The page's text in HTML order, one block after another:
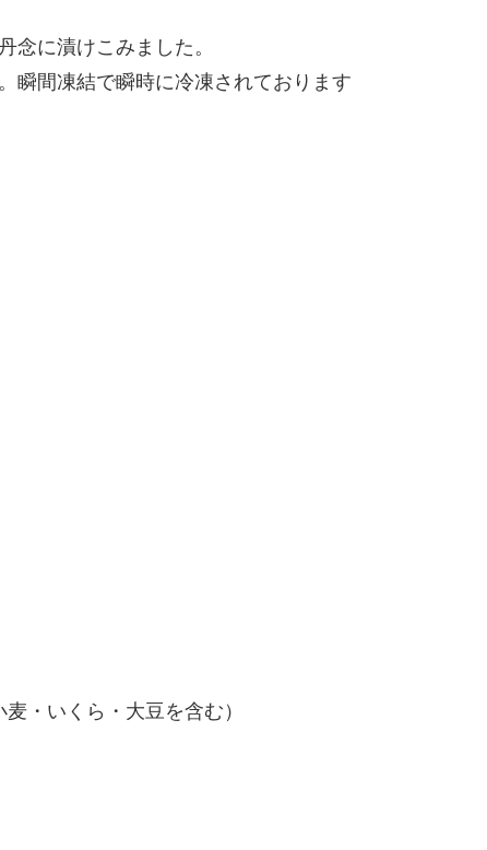
念に漬けこみました。
瞬間凍結で瞬時に冷凍されております
・いくら・大豆を含む）